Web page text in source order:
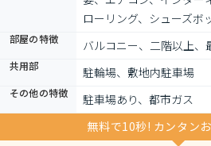
ローリング、シューズボ
部屋の特徴 バルコニー、二階以上、
共用部 駐輪場、敷地内駐車場
その他の特徴
駐車場あり、都市ガス
無料で10秒! カンタン